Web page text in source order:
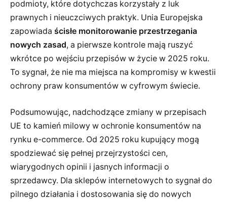
podmioty, które dotychczas korzystały z luk
prawnych i nieuczciwych praktyk. Unia Europejska
zapowiada ścisłe monitorowanie przestrzegania
nowych zasad, a pierwsze kontrole mają ruszyć
wkrótce po wejściu przepisów w życie w 2025 roku.
To sygnał, że nie ma miejsca na kompromisy w kwestii
ochrony praw konsumentów w cyfrowym świecie.
Podsumowując, nadchodzące zmiany w przepisach
UE to kamień milowy w ochronie konsumentów na
rynku e-commerce. Od 2025 roku kupujący mogą
spodziewać się pełnej przejrzystości cen,
wiarygodnych opinii i jasnych informacji o
sprzedawcy. Dla sklepów internetowych to sygnał do
pilnego działania i dostosowania się do nowych